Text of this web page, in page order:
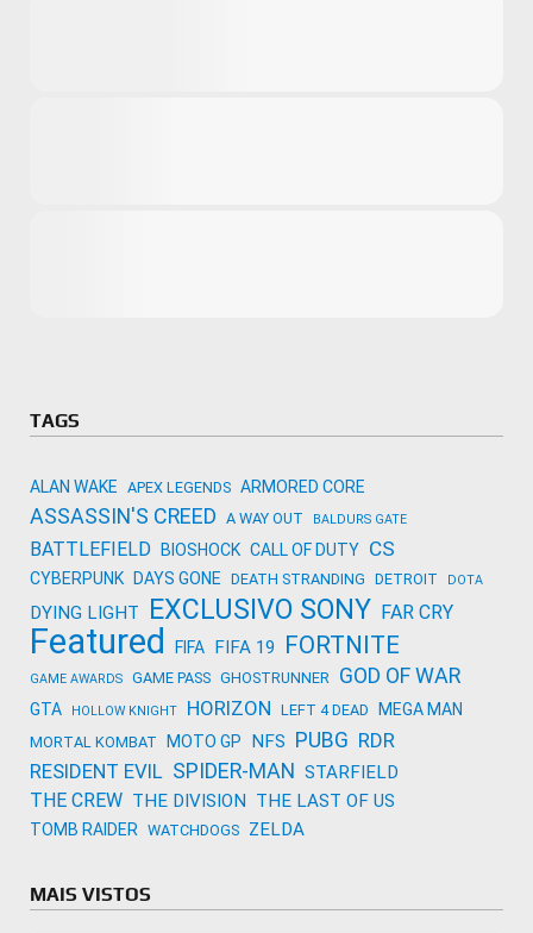
TAGS
ALAN WAKE APEX LEGENDS ARMORED CORE
ASSASSIN'S CREED A WAY OUT BALDURS GATE
BATTLEFIELD BIOSHOCK CALL OF DUTY CS
CYBERPUNK DAYS GONE DEATH STRANDING DETROIT DOTA
DYING LIGHT EXCLUSIVO SONY FAR CRY
Featured FIFA FIFA 19 FORTNITE
GAME AWARDS GAME PASS GHOSTRUNNER GOD OF WAR
GTA HOLLOW KNIGHT HORIZON LEFT 4 DEAD MEGA MAN
MORTAL KOMBAT MOTO GP NFS PUBG RDR
RESIDENT EVIL SPIDER-MAN STARFIELD
THE CREW THE DIVISION THE LAST OF US
TOMB RAIDER WATCHDOGS ZELDA
MAIS VISTOS